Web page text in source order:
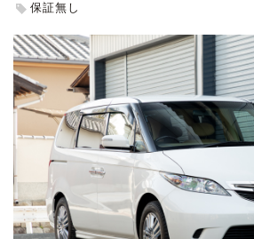
保証無し